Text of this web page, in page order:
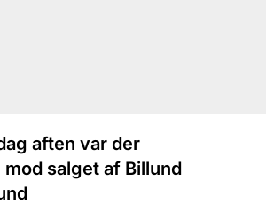
aften var der
salget af Billund